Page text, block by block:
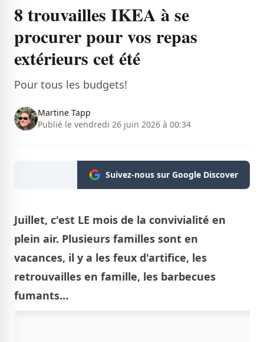
8 trouvailles IKEA à se
procurer pour vos repas
extérieurs cet été
Pour tous les budgets!
Martine Tapp
Publié le vendredi 26 juin 2026 à 00:34
Suivez-nous sur Google Discover
Juillet, c'est LE mois de la convivialité en
plein air. Plusieurs familles sont en
vacances, il y a les feux d'artifice, les
retrouvailles en famille, les barbecues
fumants…